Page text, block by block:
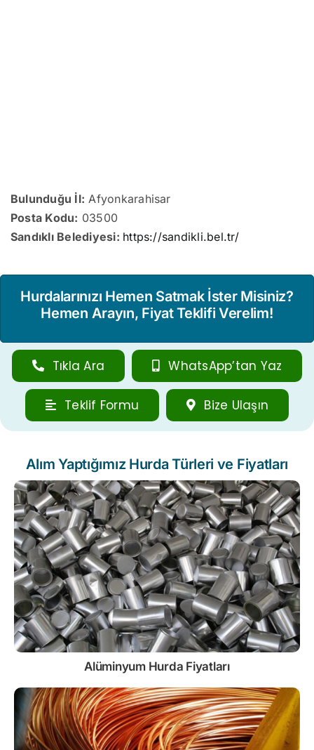
Bulunduğu İl: Afyonkarahisar
Posta Kodu: 03500
Sandıklı Belediyesi: https://sandikli.bel.tr/
Hurdalarınızı Hemen Satmak İster Misiniz?
Hemen Arayın, Fiyat Teklifi Verelim!
Tıkla Ara WhatsApp’tan Yaz
Teklif Formu Bize Ulaşın
Alım Yaptığımız Hurda Türleri ve Fiyatları
Alüminyum Hurda Fiyatları